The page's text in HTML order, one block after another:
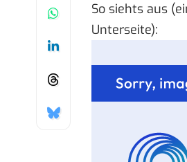
So siehts aus
Unterseite):